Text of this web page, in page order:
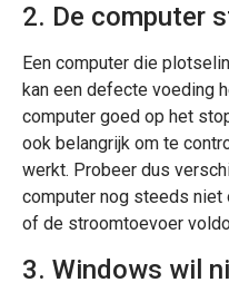
2. De computer
Een computer die
kan een defecte voeding
computer goed op het
ook belangrijk om te
werkt. Probeer dus
computer nog steeds niet
of de stroomtoevoer
3. Windows wil